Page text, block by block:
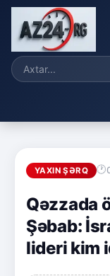
YAXIN ŞƏRQ
Qəzzada
Şəbab:
lideri kim